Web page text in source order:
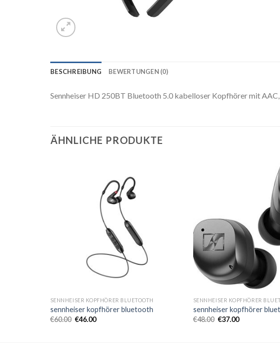
BESCHREIBUNG BEWERTUNGEN (0)
Sennheiser HD 250BT Bluetooth 5.0 kabelloser Kopfhörer mit
ÄHNLICHE PRODUKTE
SENNHEISER KOPFHÖRER BLUETOOTH
sennheiser kopfhörer bluetooth
€60.00 €46.00
SENNHEISER KOPFHÖRER
sennheiser kopfhörer
€48.00 €37.00